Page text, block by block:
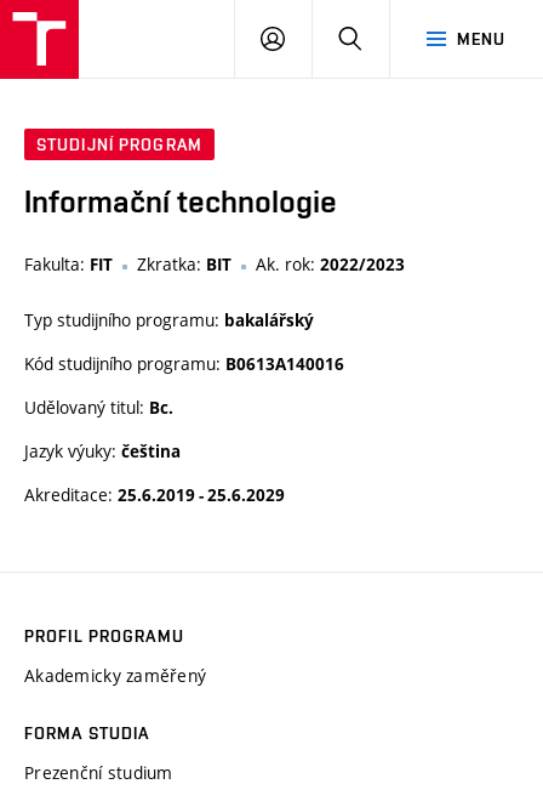
MENU
PŘIHLÁSIT
STUDIJNÍ PROGRAM
Informační technologie
Fakulta: FIT Zkratka: BIT Ak. rok: 2022/2023
Typ studijního programu: bakalářský
Kód studijního programu: B0613A140016
Udělovaný titul: Bc.
Jazyk výuky: čeština
Akreditace: 25.6.2019 - 25.6.2029
PROFIL PROGRAMU
Akademicky zaměřený
FORMA STUDIA
Prezenční studium